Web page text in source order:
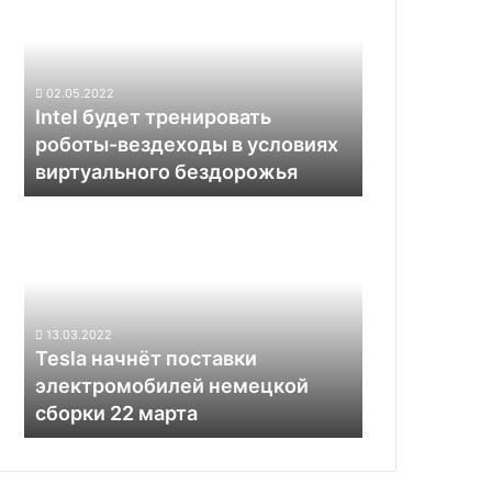
условиях
виртуального
бездорожья
02.05.2022
Intel будет тренировать
роботы-вездеходы в условиях
виртуального бездорожья
22
марта
13.03.2022
Tesla начнёт поставки
электромобилей немецкой
сборки 22 марта